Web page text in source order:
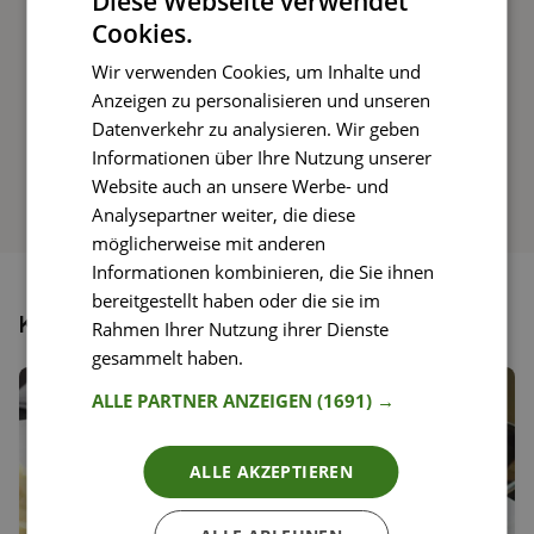
So funktioniert’s
Könnte dir auch gefallen
Cookies.
Wir verwenden Cookies, um Inhalte und
Anzeigen zu personalisieren und unseren
Datenverkehr zu analysieren. Wir geben
Informationen über Ihre Nutzung unserer
Website auch an unsere Werbe- und
Analysepartner weiter, die diese
möglicherweise mit anderen
Informationen kombinieren, die Sie ihnen
bereitgestellt haben oder die sie im
Rahmen Ihrer Nutzung ihrer Dienste
gesammelt haben.
ALLE PARTNER ANZEIGEN(1691) →
ALLE AKZEPTIEREN